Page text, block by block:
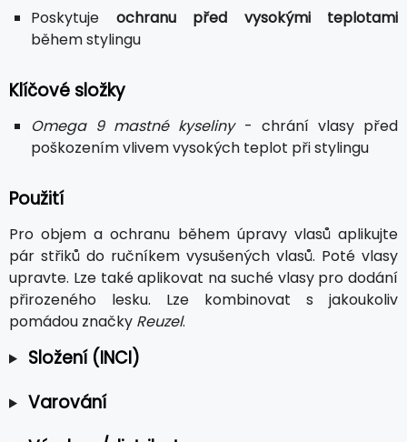
Poskytuje ochranu před vysokými teplotami
během stylingu
Klíčové složky
Omega 9 mastné kyseliny- chrání vlasy před
poškozením vlivem vysokých teplot při stylingu
Použití
Pro objem a ochranu během úpravy vlasů aplikujte
pár střiků do ručníkem vysušených vlasů. Poté vlasy
upravte. Lze také aplikovat na suché vlasy pro dodání
přirozeného lesku. Lze kombinovat s jakoukoliv
pomádou značky Reuzel.
Složení (INCI)
Varování